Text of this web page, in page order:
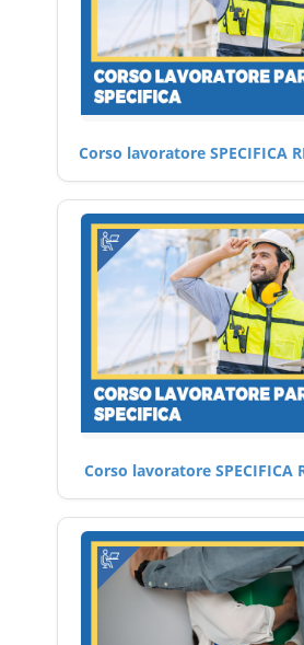
Corso lavoratore SPECIFICA
Corso lavoratore SPECIFICA